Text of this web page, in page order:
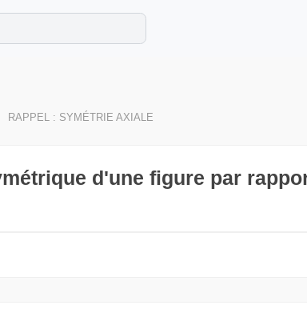
les maths cet été !
avec des exercices corrigés en vidéo.
RAPPEL : SYMÉTRIE AXIALE
d'une figure par